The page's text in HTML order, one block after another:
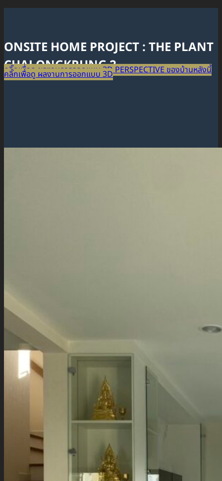
ONSITE HOME PROJECT : THE PLANT
CHALONGKRUNG 2
คลิ๊กเพื่อดู ผลงานการออกแบบ 3D PERSPECTIVE ของบ้านหลังนี้
คลิ๊กเพื่อดู ผลงานการออกแบบ 3D